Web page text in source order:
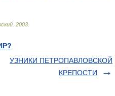
2003
УЗНИКИ ПЕТРОПАВЛОВСКОЙ
КРЕПОСТИ